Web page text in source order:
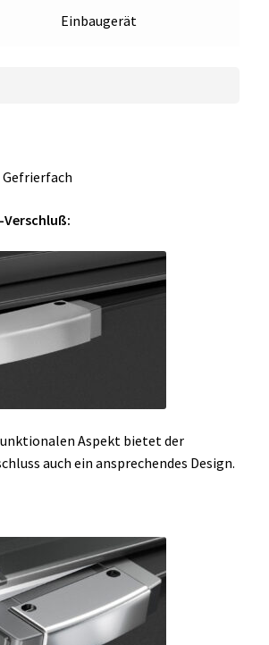
Einbaugerät
Aspekt bietet der
auch ein ansprechendes Design.